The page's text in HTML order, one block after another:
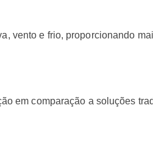
vento e frio, proporcionando
em comparação a soluções